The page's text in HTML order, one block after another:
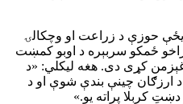
حوزې د زراعت او وچکالۍ
ځمکو سربېره د اوبو کمښت
کړی دی. هغه لیکلي: «د
ارزګان چینې بندې شوې او د
کربلا پراته یو.»